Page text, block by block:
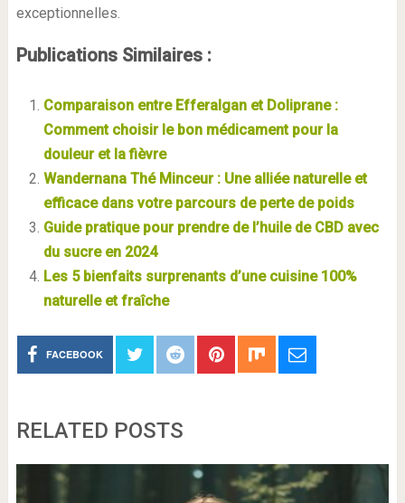
exceptionnelles.
Publications Similaires :
Comparaison entre Efferalgan et Doliprane :
Comment choisir le bon médicament pour la
douleur et la fièvre
Wandernana Thé Minceur : Une alliée naturelle et
efficace dans votre parcours de perte de poids
Guide pratique pour prendre de l’huile de CBD avec
du sucre en 2024
Les 5 bienfaits surprenants d’une cuisine 100%
naturelle et fraîche
FACEBOOK
RELATED POSTS